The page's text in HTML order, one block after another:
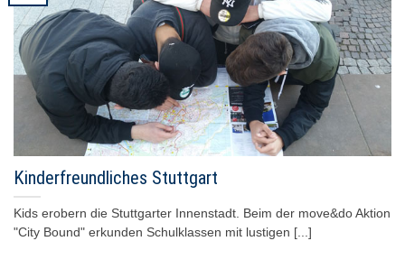
Kinderfreundliches Stuttgart
Kids erobern die Stuttgarter Innenstadt. Beim der move&do Aktion
"City Bound" erkunden Schulklassen mit lustigen [...]